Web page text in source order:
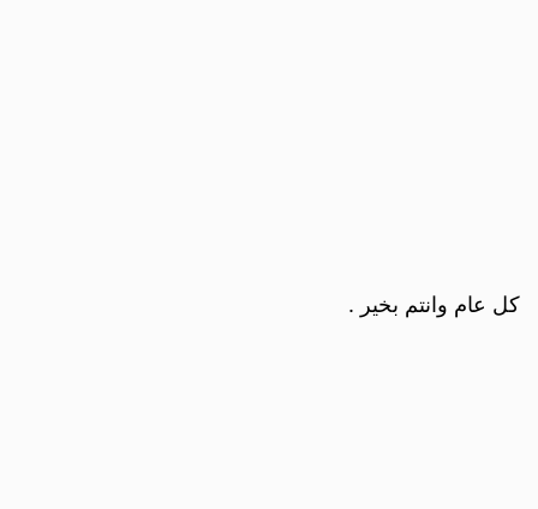
كل عام وانتم بخير .